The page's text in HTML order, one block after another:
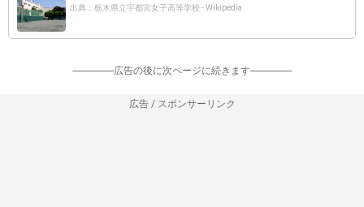
出典：栃木県立宇都宮女子高等学校 - Wikipedia
-----------------広告の後に次ページに続きます-----------------
広告 / スポンサーリンク